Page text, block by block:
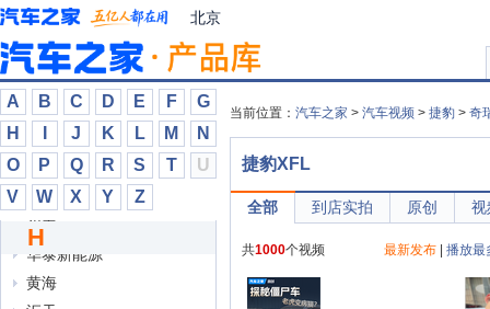
北京
A B C D E F
G
H
J K L M
N
O
P Q R S T
U
V
W X Y Z
恒天
红旗
红星汽车
华境
华利
华普
华颂
华泰
华泰新能源
黄海
H
当前位置： 汽车之家 > 汽车视频 > 捷豹 > 奇
捷豹XFL
全部 到店实拍 原创 视
共1000个视频 最新发布 播放最